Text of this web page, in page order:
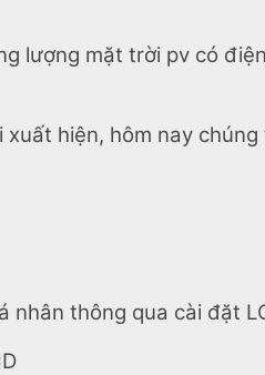
lượng mặt trời pv có
hiện, hôm nay
nhân thông qua cài đặt